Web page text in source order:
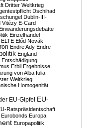
Dritter Weltkrieg
Dschihad
Dublin-III-
Vitézy E-Card
Einzelhandel
ELTE Előd Novák
Endre Ady Endre
England
Entschädigung
Erbil Ergebnisse
von Alba Iulia
Weltkrieg
Homogenität
EU-Gipfel EU-
Ratspräsidentschaft
Eurobonds Europa
Europapolitik